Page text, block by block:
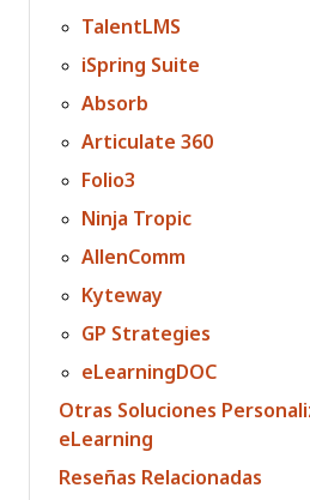
TalentLMS
iSpring Suite
Absorb
Articulate 360
Folio3
Ninja Tropic
AllenComm
Kyteway
GP Strategies
eLearningDOC
Otras Soluciones
eLearning
Reseñas Relacionadas